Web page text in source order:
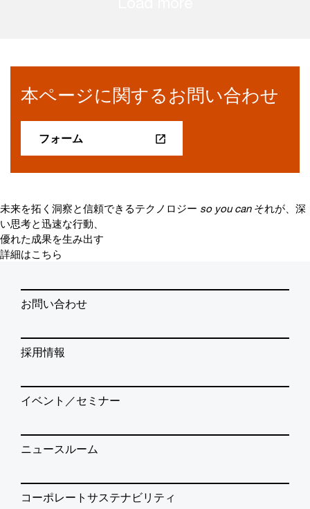
本ページに関するお問い合わせ
フォーム
未来を拓く洞察と信頼できるテクノロジー so you can それが、深
い思考と迅速な行動、
優れた成果を生み出す
詳細はこちら
お問い合わせ
採用情報
イベント／セミナー
ニュースルーム
コーポレートサステナビリティ